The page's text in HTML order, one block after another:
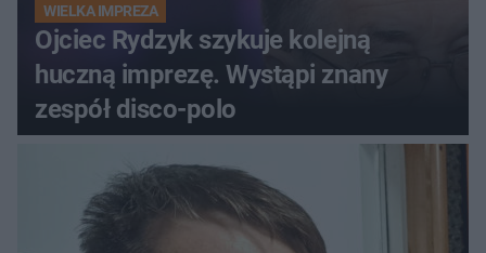
WIELKA IMPREZA
Ojciec Rydzyk szykuje kolejną
huczną imprezę. Wystąpi znany
zespół disco-polo